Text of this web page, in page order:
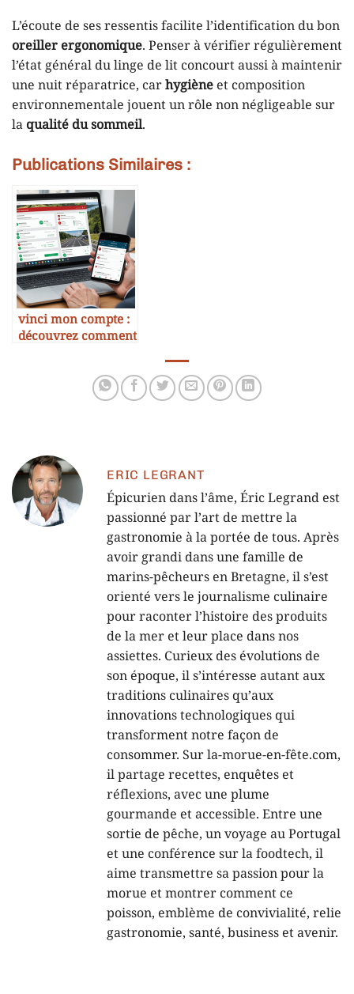
L’écoute de ses ressentis facilite l’identification du bon
oreiller ergonomique. Penser à vérifier régulièrement
l’état général du linge de lit concourt aussi à maintenir
une nuit réparatrice, carhygièneet composition
environnementale jouent un rôle non négligeable sur
laqualité du sommeil.
Publications Similaires :
vinci mon compte :
découvrez comment
gastronomiques en
ERIC LEGRANT
Épicurien dans l’âme, Éric Legrand est
passionné par l’art de mettre la
gastronomie à la portée de tous. Après
avoir grandi dans une famille de
marins-pêcheurs en Bretagne, il s’est
orienté vers le journalisme culinaire
pour raconter l’histoire des produits
de la mer et leur place dans nos
assiettes. Curieux des évolutions de
son époque, il s’intéresse autant aux
traditions culinaires qu’aux
innovations technologiques qui
transforment notre façon de
consommer. Sur la-morue-en-fête.com,
il partage recettes, enquêtes et
réflexions, avec une plume
gourmande et accessible. Entre une
sortie de pêche, un voyage au Portugal
et une conférence sur la foodtech, il
aime transmettre sa passion pour la
morue et montrer comment ce
poisson, emblème de convivialité, relie
gastronomie, santé, business et avenir.